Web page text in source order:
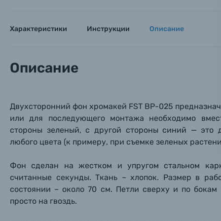
Оптические приборы
Осветительное оборудование
Фоторамки
Фотоальбомы
Книги о фотографии, альбомы известных
Вами с
Нажимая
Характеристики Инструкции Описание
Описание
Двухсторонний фон хромакей FST BP-025
или для последующего монтажа необходимо
стороны зеленый, с другой стороны синий — это
любого цвета (к примеру, при съемке зеленых
Фон сделан на жестком и упругом стальном
считанные секунды. Ткань – хлопок. Размер в
состоянии – около 70 см. Петли сверху и по
просто на гвоздь.